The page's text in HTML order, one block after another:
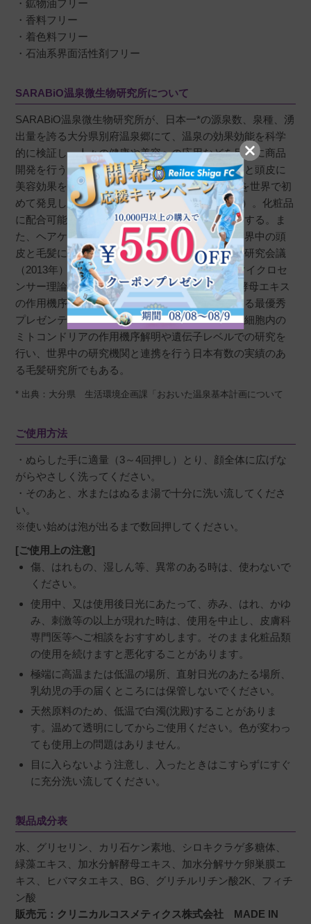
・鉱物油フリー
・香料フリー
・着色料フリー
・石油系界面活性剤フリー
SARABiO温泉微生物研究所について
SARABiO温泉微生物研究所が、日本一*の源泉数、泉種、湧
出量を誇る大分県別府温泉郷にて、温泉の効果効能を科学
的に検証し、人々の健康や美容への応用などを目的に商品
開発を行う、本格的な研究機関。温泉の中から髪と頭皮に
美容効果をもたらす、温泉善玉菌であるRG９２を世界で初
めて発見し特許を取得（特許番号：第5676702号）。化粧品
に配合可能な自然由来のスカルプケア原料を開発する。ま
た、ヘアケアサイエンスの博士チームがあり、世界中の頭
皮と毛髪に関する科学者が集う「第７回世界毛髪研究会議
（2013年）」において、新規発毛活性化機構「マイクロセ
ンサー理論」とSARABiOオリジナル「加水分解酵母エキス
の作用機序」が、民間企業単独では初の快挙となる最優秀
プレゼンテーション賞を受賞。現在では、毛乳頭細胞内の
ミトコンドリアの作用機序解明や遺伝子レベルでの研究を
行い、世界中の研究機関と連携を行う日本有数の実績のあ
る毛髪研究所でもある。
* 出典：大分県 生活環境企画課「おおいた温泉基本計画について
ご使用方法
・ぬらした手に適量（3～4回押し）とり、顔全体に広げな
がらやさしく洗ってください。
・そのあと、水またはぬるま湯で十分に洗い流してくださ
い。
※使い始めは泡が出るまで数回押してください。
[ご使用上の注意]
傷、はれもの、湿しん等、異常のある時は、使わないで
ください。
使用中、又は使用後日光にあたって、赤み、はれ、かゆ
み、刺激等の以上が現れた時は、使用を中止し、皮膚科
専門医等へご相談をおすすめします。そのまま化粧品類
の使用を続けますと悪化することがあります。
極端に高温または低温の場所、直射日光のあたる場所、
乳幼児の手の届くところには保管しないでください。
天然原料のため、低温で白濁(沈殿)することがありま
す。温めて透明にしてからご使用ください。色が変わっ
ても使用上の問題はありません。
目に入らないよう注意し、入ったときはこすらずにすぐ
に充分洗い流してください。
製品成分表
水、グリセリン、カリ石ケン素地、シロキクラゲ多糖体、
緑藻エキス、加水分解酵母エキス、加水分解サケ卵巣膜エ
キス、ヒバマタエキス、BG、グリチルリチン酸2K、フィチ
ン酸
販売元：クリニカルコスメティクス株式会社 MADE IN